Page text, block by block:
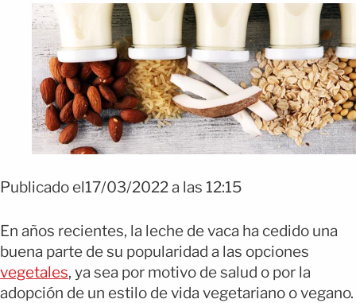
Publicado el17/03/2022 a las 12:15
En años recientes, la leche de vaca ha cedido una
buena parte de su popularidad a las opciones
vegetales, ya sea por motivo de salud o por la
adopción de un estilo de vida vegetariano o vegano.